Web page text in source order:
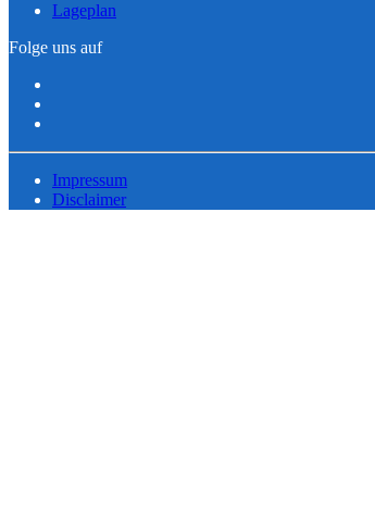
Lageplan
Folge uns auf
Impressum
Disclaimer